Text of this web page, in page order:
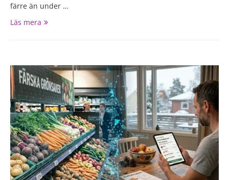
färre än under …
Läs mera